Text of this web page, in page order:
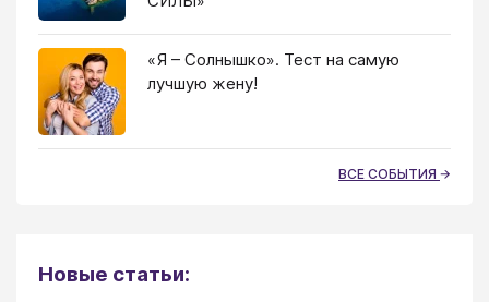
«Я – Солнышко». Тест на самую
лучшую жену!
ВСЕ СОБЫТИЯ
Новые статьи: